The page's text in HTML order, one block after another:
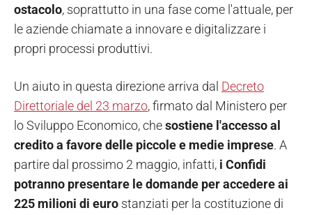
ostacolo, soprattutto in una fase come l'attuale, per
le aziende chiamate a innovare e digitalizzare i
propri processi produttivi.
Un aiuto in questa direzione arriva dal Decreto
Direttoriale del 23 marzo, firmato dal Ministero per
lo Sviluppo Economico, chesostiene l'accesso al
credito a favore delle piccole e medie imprese. A
partire dal prossimo 2 maggio, infatti, i Confidi
potranno presentare le domande per accedere ai
225 milioni di euro stanziati per la costituzione di